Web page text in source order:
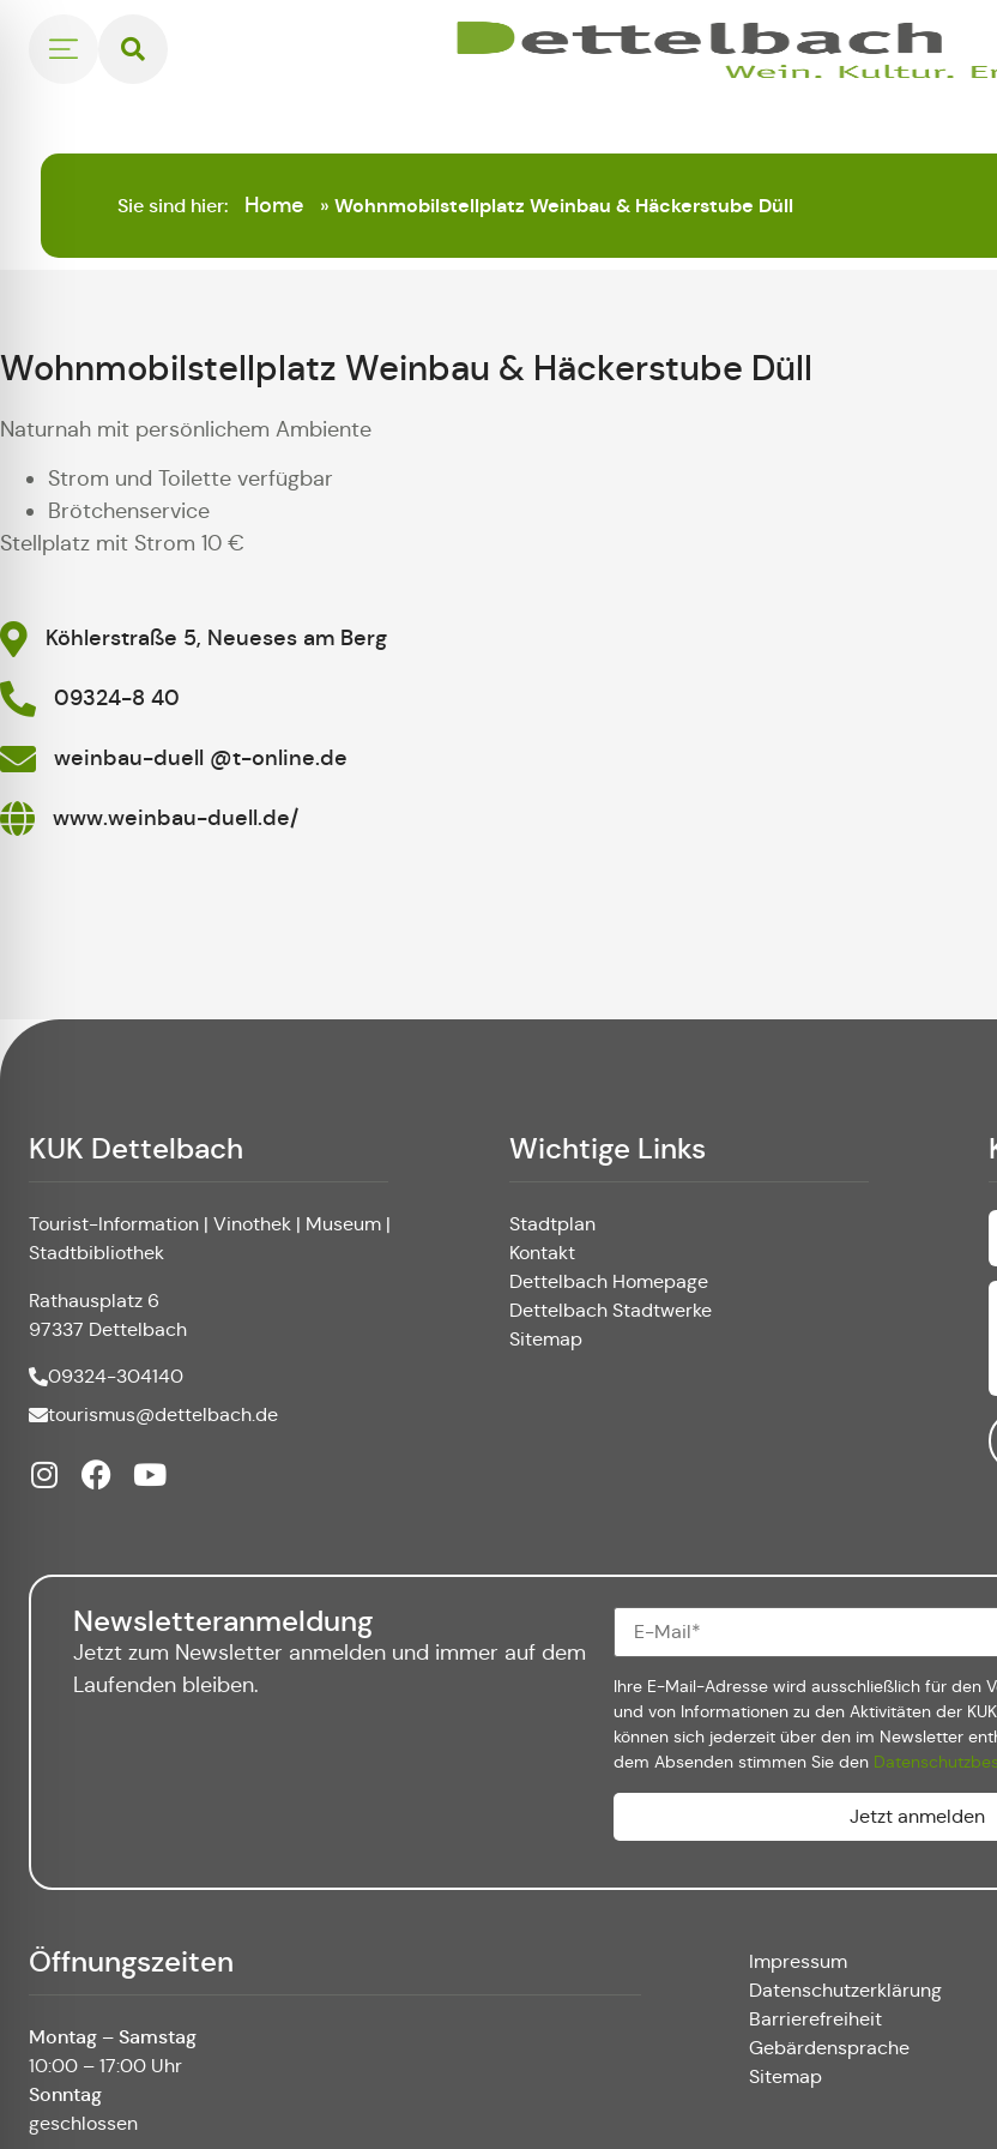
Sie sind hier: Home » Wohnmobilstellplatz Weinbau & Häckerstube Düll
Wohnmobilstellplatz Weinbau & Häckerstube Düll
Naturnah mit persönlichem Ambiente
Strom und Toilette verfügbar
Brötchenservice
Stellplatz mit Strom 10 €
Köhlerstraße 5, Neueses am Berg
09324-8 40
weinbau-duell @t-online.de
www.weinbau-duell.de/
KUK Dettelbach
Tourist-Information | Vinothek | Museum |
Stadtbibliothek
Rathausplatz 6
97337 Dettelbach
09324-304140
tourismus@dettelbach.de
Wichtige Links
Stadtplan
Kontakt
Dettelbach Homepage
Dettelbach Stadtwerke
Sitemap
Newsletteranmeldung
Jetzt zum Newsletter anmelden und immer auf dem
Laufenden bleiben.
Ihre E-Mail-Adresse wird ausschließlich für den
und von Informationen zu den Aktivitäten der
können sich jederzeit über den im Newsletter
dem Absenden stimmen Sie den
Öffnungszeiten
Montag – Samstag
10:00 – 17:00 Uhr
Sonntag
geschlossen
Impressum
Datenschutzerklärung
Barrierefreiheit
Gebärdensprache
Sitemap